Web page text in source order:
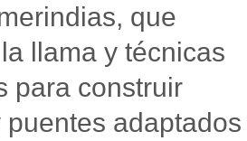
que
llama y técnicas
para construir
puentes